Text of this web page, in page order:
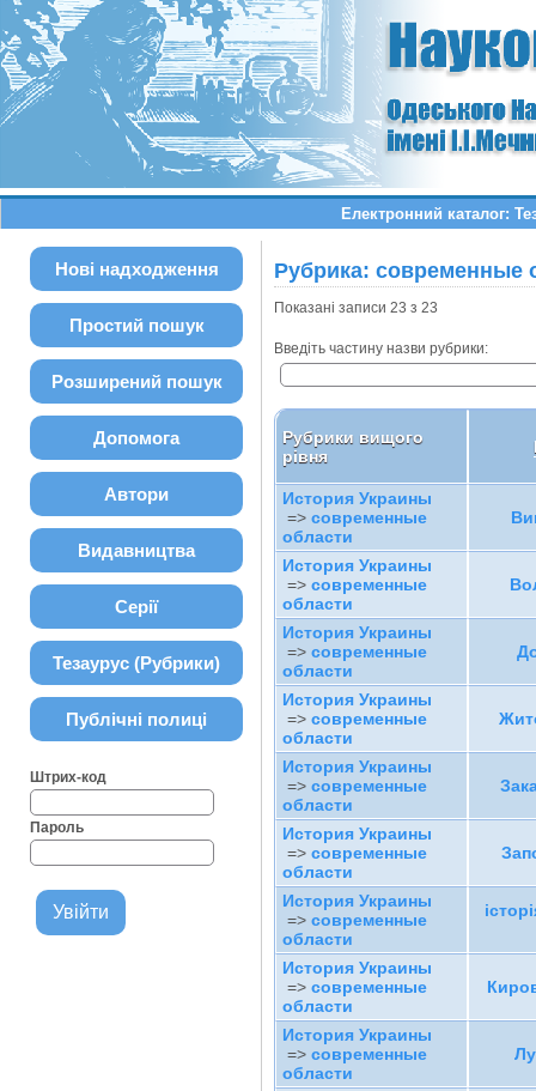
Електронний каталог:
Нові надходження
Простий пошук
Розширений пошук
Допомога
Автори
Видавництва
Серії
Тезаурус (Рубрики)
Публічні полиці
Штрих-код
Пароль
Рубрика: современные
Показані записи 23 з 23
Введіть частину назви рубрики:
Рубрики вищого
рівня
История Украины
=> современные
области
История Украины
=> современные
области
История Украины
=> современные
области
История Украины
=> современные
области
История Украины
=> современные
области
История Украины
=> современные
области
История Украины
=> современные
области
История Украины
=> современные
области
История Украины
=> современные
области